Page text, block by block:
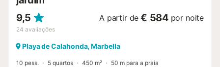
9,5
24 avaliações
A partir de € 584 por noite
Playa de Calahonda, Marbella
10 pess. 5 quartos 450 m² 50 m para a praia